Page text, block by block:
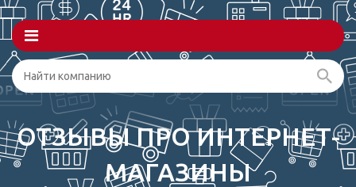
ОТЗЫВЫ ПРО ИНТЕРНЕТ-
МАГАЗИНЫ